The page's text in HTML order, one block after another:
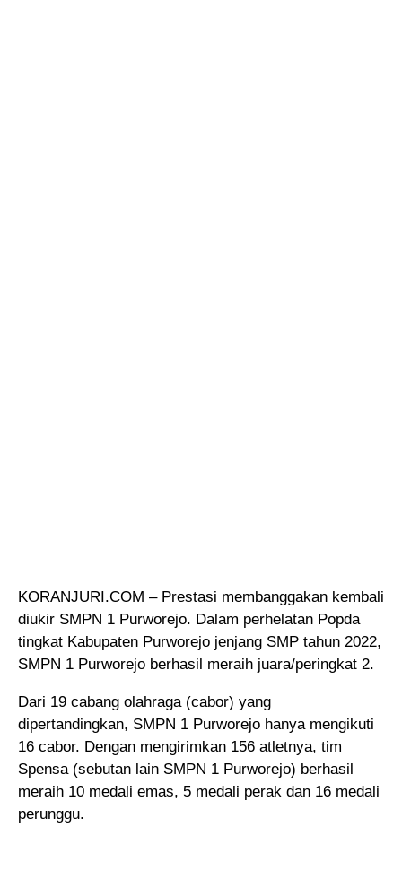
KORANJURI.COM – Prestasi membanggakan kembali
diukir SMPN 1 Purworejo. Dalam perhelatan Popda
tingkat Kabupaten Purworejo jenjang SMP tahun 2022,
SMPN 1 Purworejo berhasil meraih juara/peringkat 2.
Dari 19 cabang olahraga (cabor) yang
dipertandingkan, SMPN 1 Purworejo hanya mengikuti
16 cabor. Dengan mengirimkan 156 atletnya, tim
Spensa (sebutan lain SMPN 1 Purworejo) berhasil
meraih 10 medali emas, 5 medali perak dan 16 medali
perunggu.